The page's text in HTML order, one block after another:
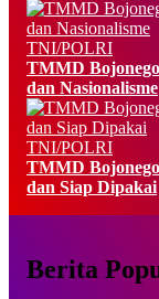
TNI/POLRI
TMMD
dan Nasionalisme
TNI/POLRI
TMMD
dan Siap Dipakai
Berita